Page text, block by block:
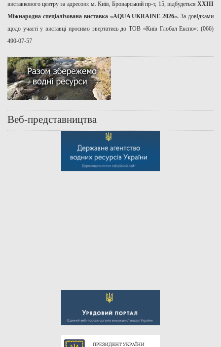
виставкового центру за адресою: м. Київ, Броварський пр-т, 15, відбудеться ХХІІІ
Міжнародна спеціалізована виставка «AQUA UKRAINE-2026».За довідками
щодо участі у виставці просимо звертатись до ТОВ «Київ Глобал Експо»: (066)
490-07-57
Веб-представництва